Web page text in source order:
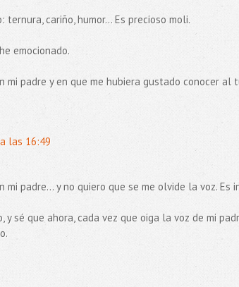
cariño, humor... Es precioso moli.
emocionado.
mi padre y en que me hubiera gustado conocer al
las 16:49
mi padre... y no quiero que se me olvide la voz. Es
sé que ahora, cada vez que oiga la voz de mi